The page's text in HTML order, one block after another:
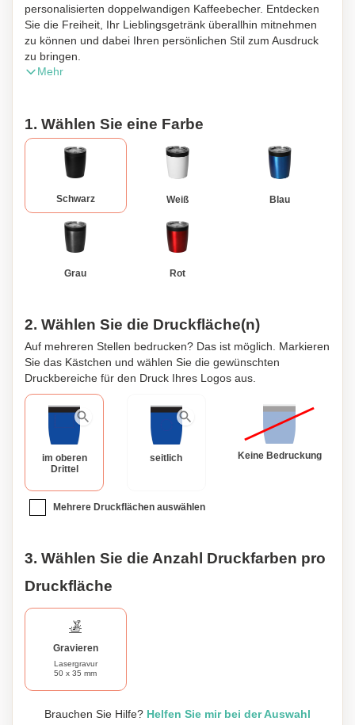
personalisierten doppelwandigen Kaffeebecher. Entdecken
Sie die Freiheit, Ihr Lieblingsgetränk überallhin mitnehmen
zu können und dabei Ihren persönlichen Stil zum Ausdruck
zu bringen.
Mehr
1. Wählen Sie eine Farbe
Schwarz Weiß Blau
Grau Rot
2. Wählen Sie die Druckfläche(n)
Auf mehreren Stellen bedrucken? Das ist möglich. Markieren
Sie das Kästchen und wählen Sie die gewünschten
Druckbereiche für den Druck Ihres Logos aus.
im oberen
Drittel
seitlich Keine Bedruckung
Mehrere Druckflächen auswählen
3. Wählen Sie die Anzahl Druckfarben pro
Druckfläche
Gravieren
Lasergravur
50 x 35 mm
Brauchen Sie Hilfe? Helfen Sie mir bei der Auswahl